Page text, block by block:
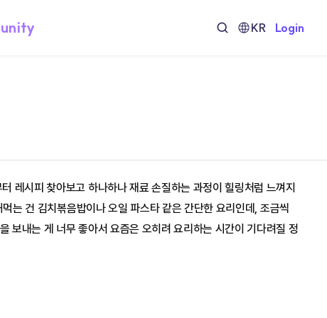
KR Login
레시피 찾아보고 하나하나 재료 손질하는 과정이 힐링처럼 느껴지
는 건 김치볶음밥이나 오일 파스타 같은 간단한 요리인데, 조금씩
보내는 게 너무 좋아서 요즘은 오히려 요리하는 시간이 기다려질 정